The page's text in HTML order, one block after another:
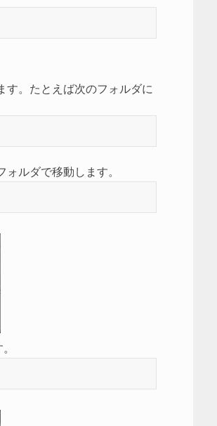
す。たとえば次のフォルダに
ルダで移動します。